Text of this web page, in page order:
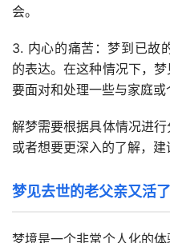
会。
3. 内心的痛苦：梦到已故
的表达。在这种情况下，
要面对和处理一些与家庭或
解梦需要根据具体情况进
或者想要更深入的了解，建
梦见去世的老父亲又活了
梦境是一个非常个人化的